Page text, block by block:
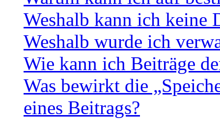
Weshalb kann ich keine
Weshalb wurde ich
Wie kann ich Beiträge
Was bewirkt die
eines Beitrags?